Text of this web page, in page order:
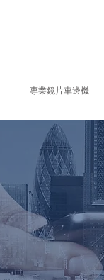
專業鏡片車邊機